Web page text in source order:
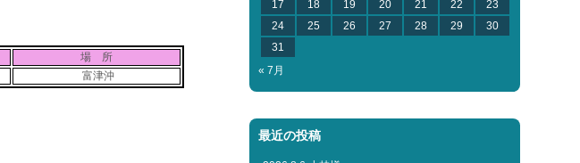
場 所
富津沖
17
18 19 20 21 22
23
24
25 26 27 28 29
30
31
« 7月
最近の投稿